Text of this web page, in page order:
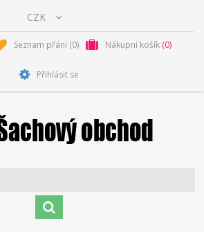
Seznam přání (0) Nákupní košík (0)
Přihlásit se